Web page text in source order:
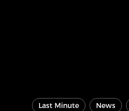
Last Minute News